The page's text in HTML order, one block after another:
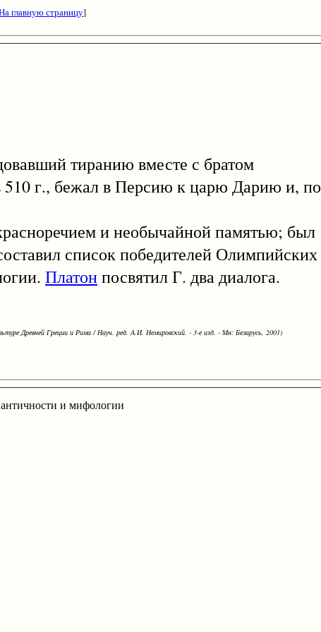
главную страницу]
тиранию вместе с братом
г., бежал в Персию к царю Дарию и, по
и необычайной памятью; был
список победителей Олимпийских
Платонпосвятил Г. два диалога.
Древней Греции и Рима / Науч. ред. А.И. Немировский. - 3-е изд. - Мн: Беларусь, 2001)
и мифологии